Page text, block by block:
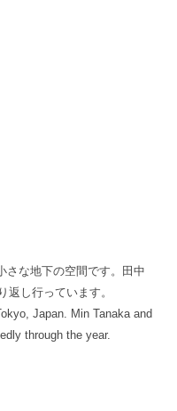
さな地下の空間です。田中
返し行っています。
Japan. Min Tanaka and
through the year.